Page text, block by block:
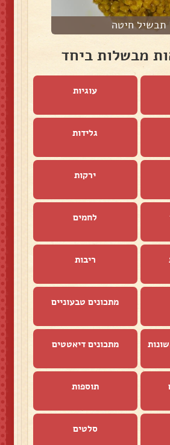
תבשיל חיטה
מבשלות ביחד
עוגיות
גלידות
ירקות
לחמים
ריבות
מתכונים טבעוניים
מתכונים דיאטטים
תוספות
סלטים